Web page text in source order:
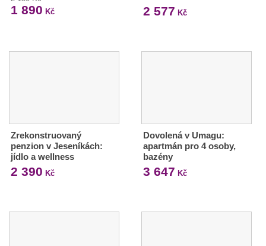
1 890 Kč 2 577 Kč
Zrekonstruovaný
penzion v Jeseníkách:
jídlo a wellness
2 390 Kč
Dovolená v Umagu:
apartmán pro 4 osoby,
bazény
3 647 Kč